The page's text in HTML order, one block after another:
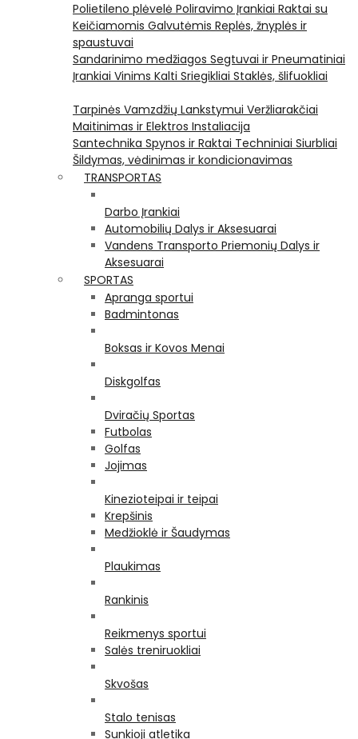
Polietileno plėvelė Poliravimo Įrankiai Raktai su
Keičiamomis Galvutėmis Replės, žnyplės ir
spaustuvai
Sandarinimo medžiagos Segtuvai ir Pneumatiniai
Įrankiai Vinims Kalti Sriegikliai Staklės, šlifuokliai
Tarpinės Vamzdžių Lankstymui Veržliarakčiai
Maitinimas ir Elektros Instaliacija
Santechnika Spynos ir Raktai Techniniai Siurbliai
Šildymas, vėdinimas ir kondicionavimas
TRANSPORTAS
Darbo Įrankiai
Automobilių Dalys ir Aksesuarai
Vandens Transporto Priemonių Dalys ir
Aksesuarai
SPORTAS
Apranga sportui
Badmintonas
Boksas ir Kovos Menai
Diskgolfas
Dviračių Sportas
Futbolas
Golfas
Jojimas
Kinezioteipai ir teipai
Krepšinis
Medžioklė ir Šaudymas
Plaukimas
Rankinis
Reikmenys sportui
Salės treniruokliai
Skvošas
Stalo tenisas
Sunkioji atletika